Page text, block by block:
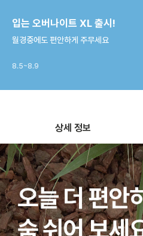
입는 오버나이트 XL 출시!
월경중에도 편안하게 주무세요
8.5~8.9
상세 정보